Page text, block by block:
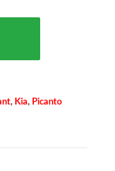
, Kia, Picanto